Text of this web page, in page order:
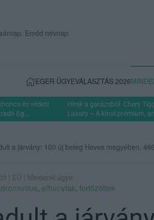
Emőd névnap
EGER ÜGYEVÁLASZTÁS 2026
és védett
Eg...
Hírek a garázsból: Chery
Luxury – A kínai prémium,
a járvány: 100 új beteg Heves megyében,
| EÜ | Mindenki ügye
, elhunytak, fertőzöttek